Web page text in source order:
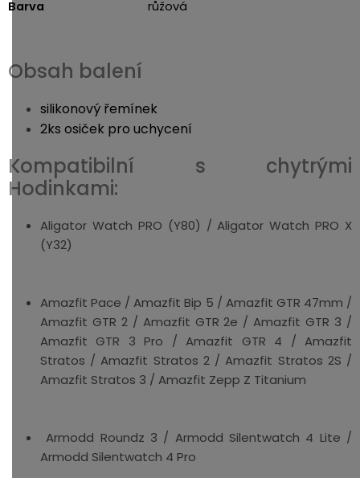
Barva růžová
Obsah balení
silikonový řemínek
2ks osiček pro uchycení
Kompatibilní s chytrými
Hodinkami:
Aligator Watch PRO (Y80) / Aligator Watch PRO X
(Y32)
Amazfit Pace / Amazfit Bip 5 / Amazfit GTR 47mm /
Amazfit GTR 2 / Amazfit GTR 2e / Amazfit GTR 3 /
Amazfit GTR 3 Pro / Amazfit GTR 4 / Amazfit
Stratos / Amazfit Stratos 2 / Amazfit Stratos 2S /
Amazfit Stratos 3 / Amazfit Zepp Z Titanium
Armodd Roundz 3 / Armodd Silentwatch 4 Lite /
Armodd Silentwatch 4 Pro